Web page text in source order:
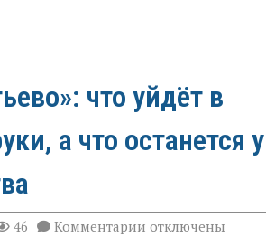
что уйдёт в
а что останется у
46 Комментарии котключены